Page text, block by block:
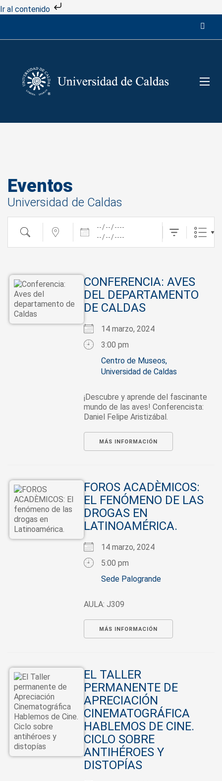
Ir al contenido
Eventos
Universidad de Caldas
Buscar cerca... Fechas
CONFERENCIA: AVES
DEL DEPARTAMENTO
DE CALDAS
14 marzo, 2024
3:00 pm
Centro de Museos,
Universidad de Caldas
¡Descubre y aprende del fascinante
mundo de las aves! Conferencista:
Daniel Felipe Aristizábal.
MÁS INFORMACIÓN
FOROS ACADÈMICOS:
EL FENÓMENO DE LAS
DROGAS EN
LATINOAMÉRICA.
14 marzo, 2024
5:00 pm
Sede Palogrande
AULA: J309
MÁS INFORMACIÓN
EL TALLER
PERMANENTE DE
APRECIACIÓN
CINEMATOGRÁFICA
HABLEMOS DE CINE.
CICLO SOBRE
ANTIHÉROES Y
DISTOPÍAS